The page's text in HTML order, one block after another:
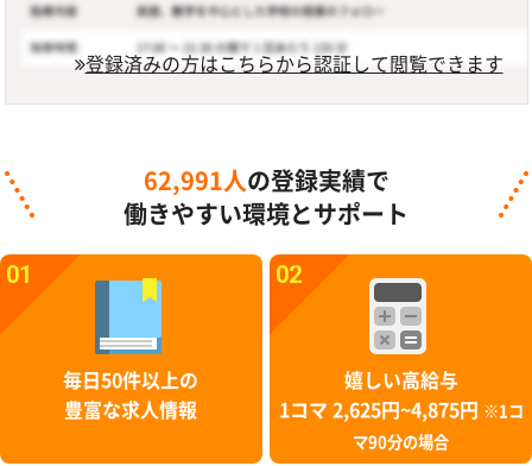
登録済みの方はこちらから認証して閲覧できます
62,991人 の登録実績で
働きやすい環境とサポート
01
毎日50件以上の
豊富な求人情報
02
嬉しい高給与
1コマ 2,625円~4,875円
※1コ
マ90分の場合